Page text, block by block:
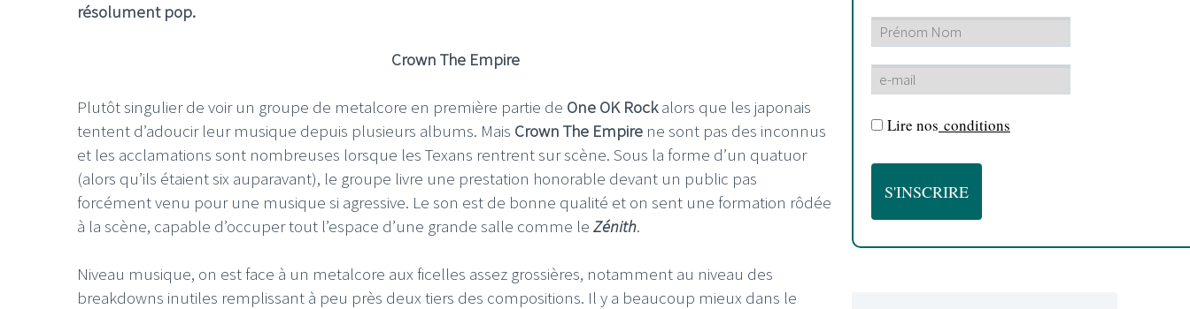
résolument pop.
Crown The Empire
Plutôt singulier de voir un groupe de metalcore en première partie de One OK Rockalors que les japonais
tentent d’adoucir leur musique depuis plusieurs albums. Mais Crown The Empire ne sont pas des inconnus
et les acclamations sont nombreuses lorsque les Texans rentrent sur scène. Sous la forme d’un quatuor
(alors qu’ils étaient six auparavant), le groupe livre une prestation honorable devant un public pas
forcément venu pour une musique si agressive. Le son est de bonne qualité et on sent une formation rôdée
à la scène, capable d’occuper tout l’espace d’une grande salle comme le Zénith.
Niveau musique, on est face à un metalcore aux ficelles assez grossières, notamment au niveau des
breakdowns inutiles remplissant à peu près deux tiers des compositions. Il y a beaucoup mieux dans le
Lire nos conditions